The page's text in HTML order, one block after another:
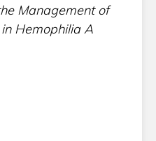
Management of
Hemophilia A